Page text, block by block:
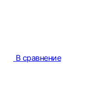
В сравнение